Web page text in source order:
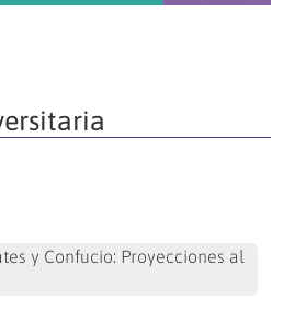
y Confucio: Proyecciones al